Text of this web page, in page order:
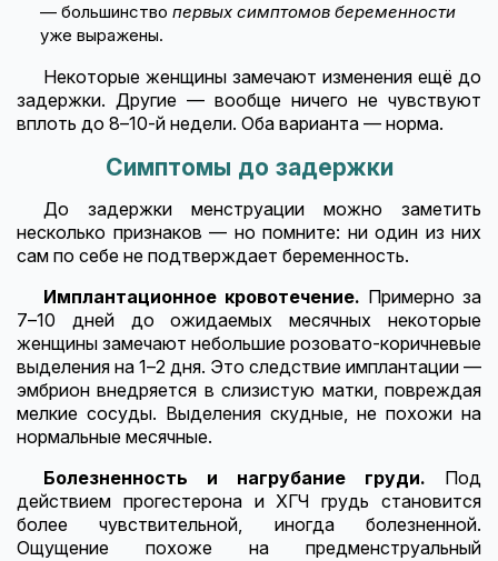
— большинство первых симптомов беременности
уже выражены.
Некоторые женщины замечают изменения ещё до
задержки. Другие — вообще ничего не чувствуют
вплоть до 8–10-й недели. Оба варианта — норма.
Симптомы до задержки
До задержки менструации можно заметить
несколько признаков — но помните: ни один из них
сам по себе не подтверждает беременность.
Имплантационное кровотечение. Примерно за
7–10 дней до ожидаемых месячных некоторые
женщины замечают небольшие розовато-коричневые
выделения на 1–2 дня. Это следствие имплантации —
эмбрион внедряется в слизистую матки, повреждая
мелкие сосуды. Выделения скудные, не похожи на
нормальные месячные.
Болезненность и нагрубание груди. Под
действием прогестерона и ХГЧ грудь становится
более чувствительной, иногда болезненной.
Ощущение похоже на предменструальный